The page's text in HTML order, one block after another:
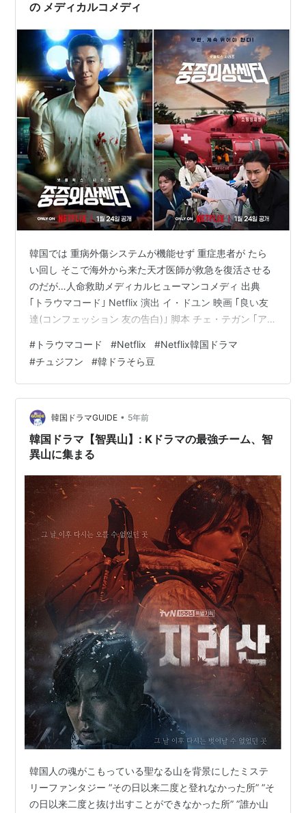
の メディカルコメディ
韓国では 重病外傷システムが機能せず 重症患者が たら
い回し そこで海外から来た天才医師が救急を復活させる
のだが…人命救助メディカルヒューマンコメディ 出典
｢トラウマコード｣ Netflix 演出 イ・ドユン 映画 ｢良い友
達(コンフェッション 友の告白)｣ 脚本 チェ・テガン ｢ア
ワー｣ ハンサンイガ著(元医師 イ・ナクジュン)・ホンビチ
ラ絵 トラウマコード (全8話) あらすじ 感想 ガンヒョクの
悪態集🪭とタイトルの意味 ガンヒョクの悪態集🪭 タイト
ル｢トラウマコード｣の意味は 原作者とマンガ日本語版 テ
ィーザー予告編 - Net…
# トラウマコード #Netflix #Netflix韓国ドラマ
#チュジフン #韓ドラそら豆
韓国ドラマGUIDE • 5年前
韓国ドラマ【智異山】: Kドラマの最強チーム、智
異山に集まる
韓国人の魂がこもっている聖なる山を背景にしたミステ
リーファンタジー ”その日以来二度と登れなかった所” ”そ
の日以来二度と抜け出すことができなかった所” ”誰か山